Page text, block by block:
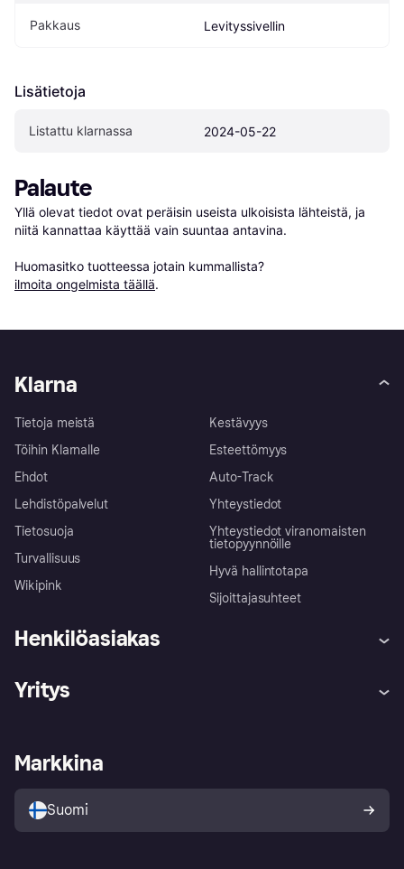
Pakkaus Levityssivellin
Lisätietoja
Listattu klarnassa 2024-05-22
Palaute
Yllä olevat tiedot ovat peräisin useista ulkoisista lähteistä, ja
niitä kannattaa käyttää vain suuntaa antavina.
Huomasitko tuotteessa jotain kummallista?
ilmoita ongelmista täällä.
Klarna
Tietoja meistä
Töihin Klarnalle
Ehdot
Lehdistöpalvelut
Tietosuoja
Turvallisuus
Wikipink
Kestävyys
Esteettömyys
Auto-Track
Yhteystiedot
Yhteystiedot viranomaisten
tietopyynnöille
Hyvä hallintotapa
Sijoittajasuhteet
Henkilöasiakas
Ohje
Kirjaudu sisään
Tutustu kauppoihin
Ostajan turva
Yritys
Kirjaudu sisään yrityksenä
Markkina
Suomi